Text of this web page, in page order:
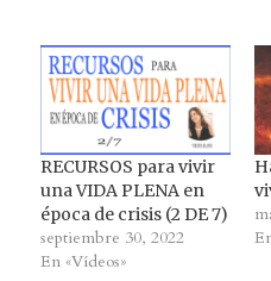
RECURSOS para vivir
una VIDA PLENA en
época de crisis (2 DE 7)
septiembre 30, 2022
En «Vídeos»